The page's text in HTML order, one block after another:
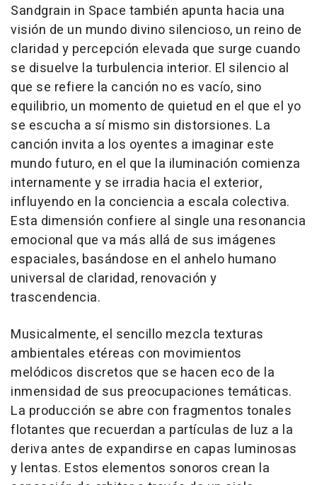
Sandgrain in Space también apunta hacia una
visión de un mundo divino silencioso, un reino de
claridad y percepción elevada que surge cuando
se disuelve la turbulencia interior. El silencio al
que se refiere la canción no es vacío, sino
equilibrio, un momento de quietud en el que el yo
se escucha a sí mismo sin distorsiones. La
canción invita a los oyentes a imaginar este
mundo futuro, en el que la iluminación comienza
internamente y se irradia hacia el exterior,
influyendo en la conciencia a escala colectiva.
Esta dimensión confiere al single una resonancia
emocional que va más allá de sus imágenes
espaciales, basándose en el anhelo humano
universal de claridad, renovación y
trascendencia.
Musicalmente, el sencillo mezcla texturas
ambientales etéreas con movimientos
melódicos discretos que se hacen eco de la
inmensidad de sus preocupaciones temáticas.
La producción se abre con fragmentos tonales
flotantes que recuerdan a partículas de luz a la
deriva antes de expandirse en capas luminosas
y lentas. Estos elementos sonoros crean la